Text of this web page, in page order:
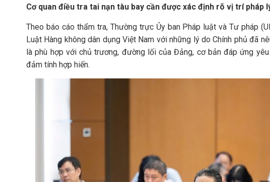
Cơ quan điều tra tai nạn tàu bay cần được xác định rõ vị trí pháp
Theo báo cáo thẩm tra, Thường trực Ủy ban Pháp luật và Tư pháp
Luật Hàng không dân dụng Việt Nam với những lý do Chính phủ đã
là phù hợp với chủ trương, đường lối của Đảng, cơ bản đáp ứng
đảm tính hợp hiến.